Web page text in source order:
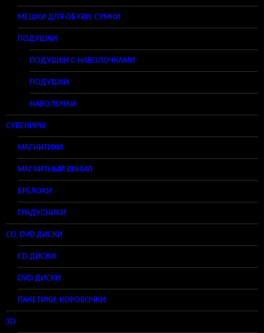
МЕШКИ ДЛЯ ОБУВИ, СУМКИ
ПОДУШКИ
ПОДУШКИ С НАВОЛОЧКАМИ
ПОДУШКИ
НАВОЛОЧКИ
СУВЕНИРЫ
МАГНИТИКИ
МАГНИТНЫЙ ВИНИЛ
БРЕЛОКИ
ГРАДУСНИКИ
CD, DVD ДИСКИ
CD ДИСКИ
DVD ДИСКИ
ПАКЕТИКИ, КОРОБОЧКИ
3D